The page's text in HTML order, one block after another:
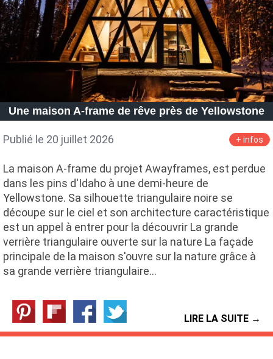
Une maison A-frame de rêve près de Yellowstone
Publié le 20 juillet 2026 + infos
La maison A-frame du projet Awayframes, est perdue
dans les pins d'Idaho à une demi-heure de
Yellowstone. Sa silhouette triangulaire noire se
découpe sur le ciel et son architecture caractéristique
est un appel à entrer pour la découvrir La grande
verrière triangulaire ouverte sur la nature La façade
principale de la maison s'ouvre sur la nature grâce à
sa grande verrière triangulaire…
LIRE LA SUITE →